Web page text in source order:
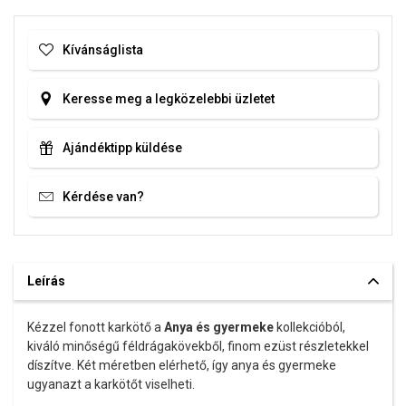
Felületkezelésünk, drágaköveink és gyöngyeink beépítése
Kívánságlista
Keresse meg a legközelebbi üzletet
Ajándéktipp küldése
Kérdése van?
Leírás
Kézzel fonott karkötő a Anya és gyermeke kollekcióból,
kiváló minőségű féldrágakövekből, finom ezüst részletekkel
díszítve. Két méretben elérhető, így anya és gyermeke
ugyanazt a karkötőt viselheti.